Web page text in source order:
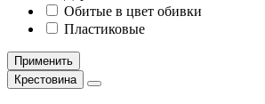
Обитые в цвет обивки
Пластиковые
Применить
Крестовина